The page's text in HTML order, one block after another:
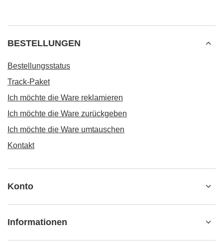
BESTELLUNGEN
Bestellungsstatus
Track-Paket
Ich möchte die Ware reklamieren
Ich möchte die Ware zurückgeben
Ich möchte die Ware umtauschen
Kontakt
Konto
Informationen